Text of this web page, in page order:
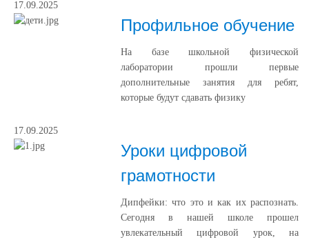
17.09.2025
Профильное обучение
На базе школьной физической
лаборатории прошли первые
дополнительные занятия для ребят,
которые будут сдавать физику
17.09.2025
Уроки цифровой
грамотности
Дипфейки: что это и как их распознать.
Сегодня в нашей школе прошел
увлекательный цифровой урок, на